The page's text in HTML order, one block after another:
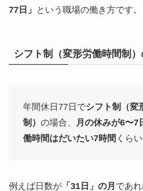
77日」
という職場の働き方です。
シフト制（変形労働時間制
年間休日77日でシフト制（変
制） の場合、
月の休みが6〜7
働時間はだいたい7時間 くら
例えば日数が「31日」の月 であ